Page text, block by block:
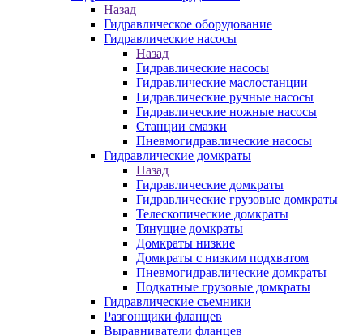
Назад
Гидравлическое оборудование
Гидравлические насосы
Назад
Гидравлические насосы
Гидравлические маслостанции
Гидравлические ручные насосы
Гидравлические ножные насосы
Станции смазки
Пневмогидравлические насосы
Гидравлические домкраты
Назад
Гидравлические домкраты
Гидравлические грузовые домкраты
Телескопические домкраты
Тянущие домкраты
Домкраты низкие
Домкраты с низким подхватом
Пневмогидравлические домкраты
Подкатные грузовые домкраты
Гидравлические съемники
Разгонщики фланцев
Выравниватели фланцев